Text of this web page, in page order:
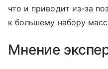
что и приводит из-за
к большему набору
Мнение